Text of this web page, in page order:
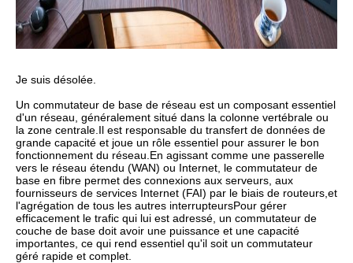
Je suis désolée.
Un commutateur de base de réseau est un composant essentiel
d'un réseau, généralement situé dans la colonne vertébrale ou
la zone centrale.Il est responsable du transfert de données de
grande capacité et joue un rôle essentiel pour assurer le bon
fonctionnement du réseau.En agissant comme une passerelle
vers le réseau étendu (WAN) ou Internet, le commutateur de
base en fibre permet des connexions aux serveurs, aux
fournisseurs de services Internet (FAI) par le biais de routeurs,et
l'agrégation de tous les autres interrupteursPour gérer
efficacement le trafic qui lui est adressé, un commutateur de
couche de base doit avoir une puissance et une capacité
importantes, ce qui rend essentiel qu'il soit un commutateur
géré rapide et complet.